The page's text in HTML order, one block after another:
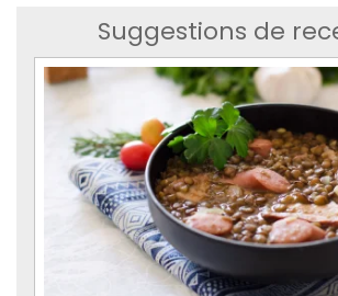
Suggestions de